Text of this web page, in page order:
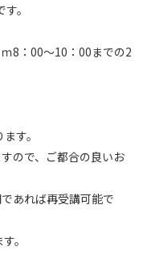
。
8：00～10：00までの2
す。
ので、ご都合の良いお
あれば再受講可能で
。